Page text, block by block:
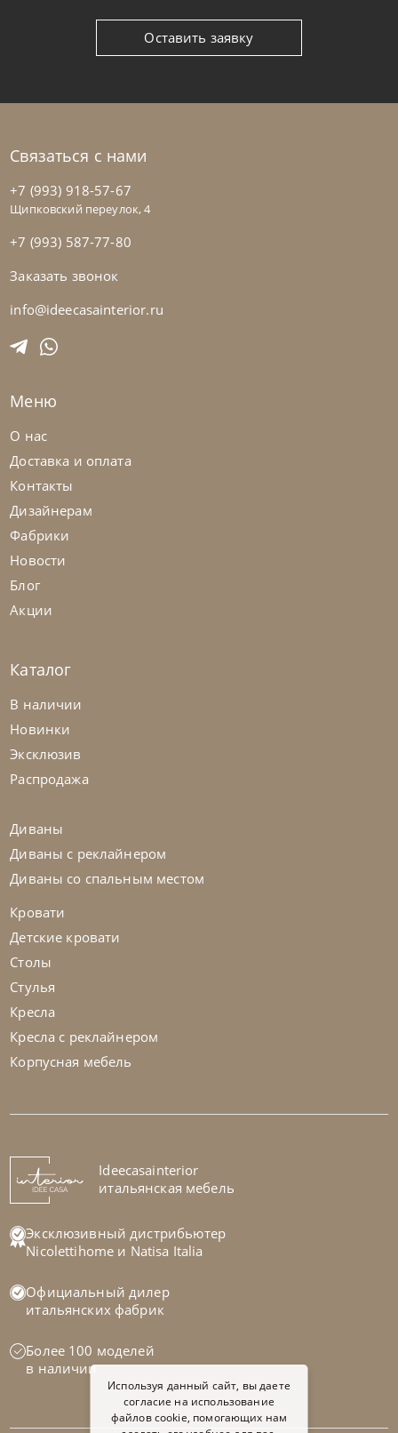
Оставить заявку
Связаться с нами
+7 (993) 918-57-67
Щипковский переулок, 4
+7 (993) 587-77-80
Заказать звонок
info@ideecasainterior.ru
Меню
О нас
Доставка и оплата
Контакты
Дизайнерам
Фабрики
Новости
Блог
Акции
Каталог
В наличии
Новинки
Эксклюзив
Распродажа
Диваны
Диваны с реклайнером
Диваны со спальным местом
Кровати
Детские кровати
Столы
Стулья
Кресла
Кресла с реклайнером
Корпусная мебель
Ideecasainterior
итальянская мебель
Эксклюзивный дистрибьютер
Nicolettihome и Natisa Italia
Официальный дилер
итальянских фабрик
Более 100 моделей
в наличии
Используя данный сайт, вы даете
согласие на использование
файлов cookie, помогающих нам